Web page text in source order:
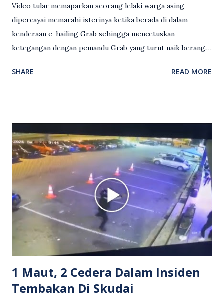
Video tular memaparkan seorang lelaki warga asing
dipercayai memarahi isterinya ketika berada di dalam
kenderaan e-hailing Grab sehingga mencetuskan
ketegangan dengan pemandu Grab yang turut naik berang.
antara seorang lelaki warga asing dengan pemandu Grab
Grab bertindak mempertahankan wanita terbabit sebelum
berlaku pertikaman lidah antara kedua-dua pihak. Video
berkenaan kini tular di media sosial dan mendapat pelbagai
reaksi orang ramai. Antara komen orang awam yang tular di
media sosial mengenai insiden tersebut ialah ramai yang
meluahkan rasa marah terhadap tindakan lelaki berkenaan
serta memuji pemandu Grab kerana campur tangan.
Sebahagian netizen turut meminta pihak berkuasa
mengambil tindakan tegas, manakala ada yang bersimpati
terhadap wanita dipercayai menjadi mangs...
SHARE READ MORE
1 Maut, 2 Cedera Dalam Insiden
Tembakan Di Skudai